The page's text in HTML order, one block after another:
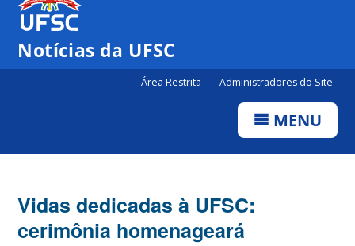
Notícias da UFSC
Área Restrita Administradores do Site
MENU
Vidas dedicadas à UFSC:
cerimônia homenageará